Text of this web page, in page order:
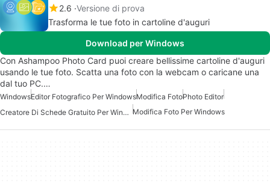
2.6 Versione di prova
Trasforma le tue foto in cartoline d'auguri
Download per Windows
Con Ashampoo Photo Card puoi creare bellissime cartoline d'auguri
usando le tue foto. Scatta una foto con la webcam o caricane una
dal tuo PC.…
WindowsEditor Fotografico Per WindowsModifica FotoPhoto Editor
Creatore Di Schede Gratuito Per Windows Modifica Foto Per Windows